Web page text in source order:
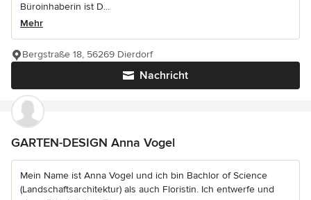
Büroinhaberin ist D...
Mehr
Nachricht
Bergstraße 18, 56269 Dierdorf
GARTEN-DESIGN Anna Vogel
Mein Name ist Anna Vogel und ich bin Bachlor of Science
(Landschaftsarchitektur) als auch Floristin. Ich entwerfe und